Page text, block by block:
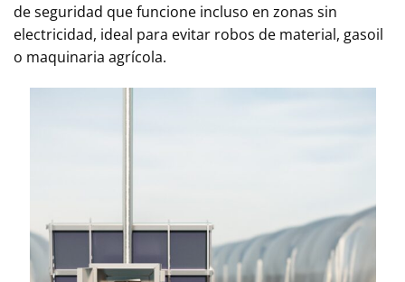
de seguridad que funcione incluso en zonas sin
electricidad, ideal para evitar robos de material, gasoil
o maquinaria agrícola.